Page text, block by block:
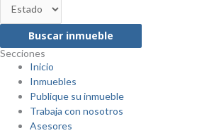
Buscar inmueble
Secciones
Inicio
Inmuebles
Publique su inmueble
Trabaja con nosotros
Asesores